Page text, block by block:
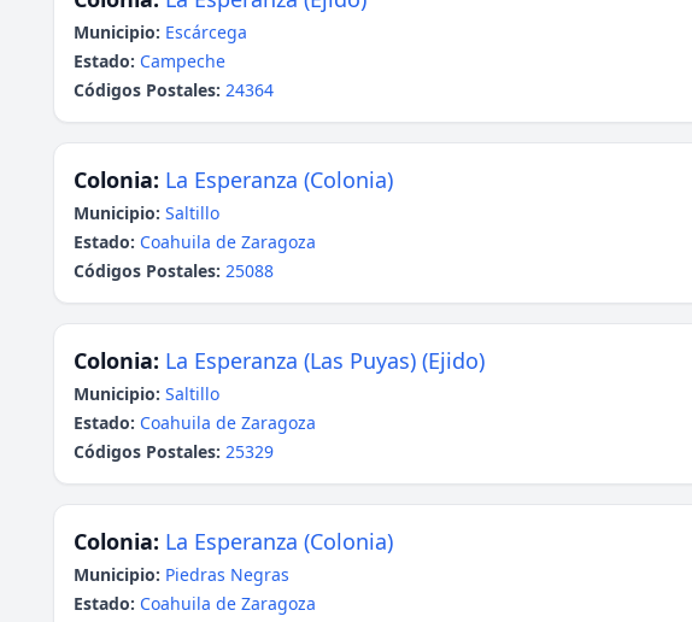
Municipio: Escárcega
Estado: Campeche
Códigos Postales: 24364
Colonia: La Esperanza (Colonia)
Municipio: Saltillo
Estado: Coahuila de Zaragoza
Códigos Postales: 25088
Colonia: La Esperanza (Las Puyas) (Ejido)
Municipio: Saltillo
Estado: Coahuila de Zaragoza
Códigos Postales: 25329
Colonia: La Esperanza (Colonia)
Municipio: Piedras Negras
Estado: Coahuila de Zaragoza